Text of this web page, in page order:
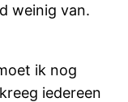
weinig van.
ik nog
iedereen